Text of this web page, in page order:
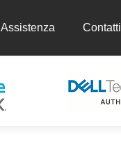
Assistenza
Assistenza Contatti